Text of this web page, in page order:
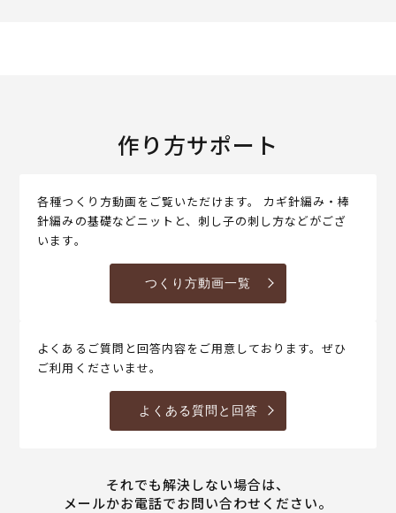
作り方サポート
各種つくり方動画をご覧いただけます。 カギ針編み・棒
針編みの基礎などニットと、刺し子の刺し方などがござ
います。
つくり方動画一覧
よくあるご質問と回答内容をご用意しております。ぜひ
ご利用くださいませ。
よくある質問と回答
それでも解決しない場合は、
メールかお電話でお問い合わせください。